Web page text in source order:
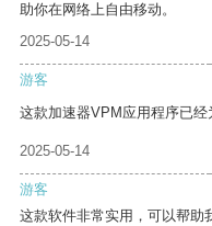
助你在网络上自由移动。
2025-05-14
游客
这款加速器VPM应用程序已经
2025-05-14
游客
这款软件非常实用，可以帮助